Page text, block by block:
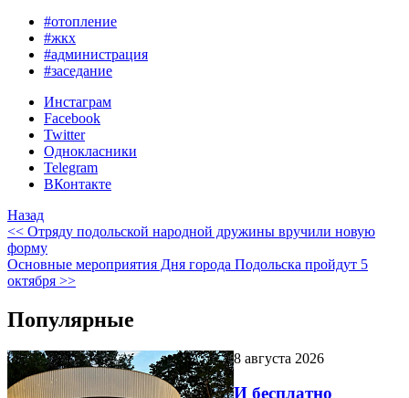
#отопление
#жкх
#администрация
#заседание
Инстаграм
Facebook
Twitter
Однокласники
Telegram
ВКонтакте
Назад
<< Отряду подольской народной дружины вручили новую
форму
Основные мероприятия Дня города Подольска пройдут 5
октября >>
Популярные
8 августа 2026
И бесплатно